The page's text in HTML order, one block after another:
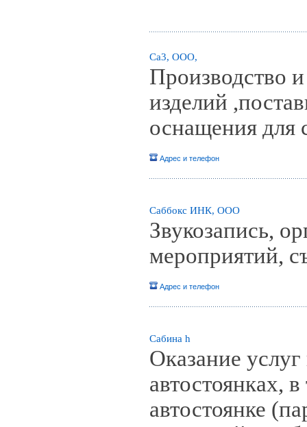
Са3, ООО,
Производство
изделий
оснащения для
Адрес и телефон
Саббокс ИНК, ООО
Звукозапись,
мероприятий,
Адрес и телефон
Сабина h
Оказание
автостоянках,
автостоянке